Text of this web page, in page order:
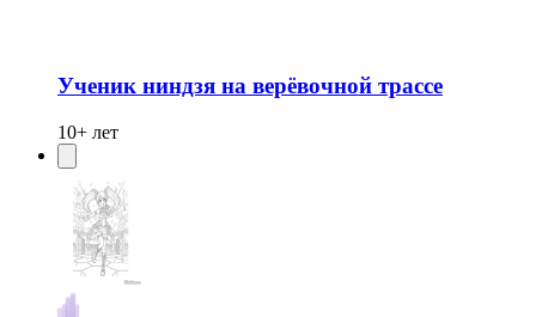
Ученик ниндзя на верёвочной трассе
10+ лет